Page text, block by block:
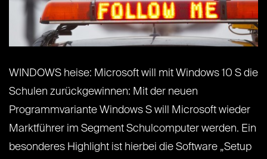
WINDOWS heise: Microsoft will mit Windows 10 S die
Schulen zurückgewinnen: Mit der neuen
Programmvariante Windows S will Microsoft wieder
Marktführer im Segment Schulcomputer werden. Ein
besonderes Highlight ist hierbei die Software „Setup